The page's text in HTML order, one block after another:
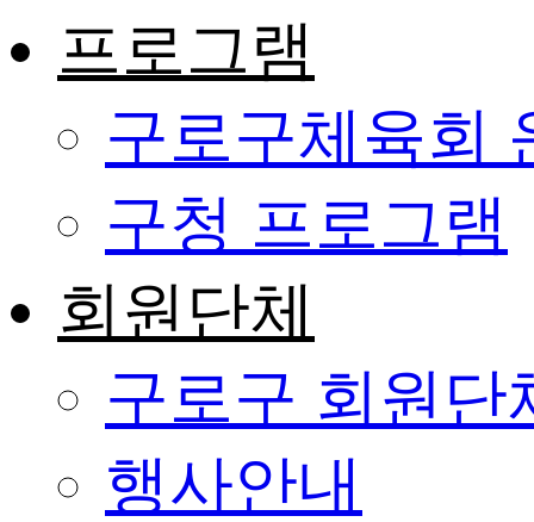
프로그램
구로구체육회
구청 프로그램
회원단체
구로구 회원단
행사안내